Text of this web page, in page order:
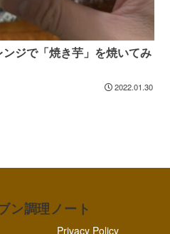
ジで「焼き芋」を焼いてみ
2022.01.30
ン調理ノート
Privacy Policy